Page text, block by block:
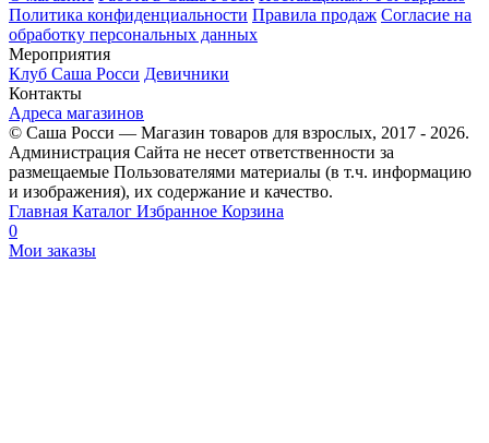
Политика конфиденциальности Правила продаж Согласие на
обработку персональных данных
Мероприятия
Клуб Саша Росси Девичники
Контакты
Адреса магазинов
© Саша Росси — Магазин товаров для взрослых, 2017 - 2026.
Администрация Сайта не несет ответственности за
размещаемые Пользователями материалы (в т.ч. информацию
и изображения), их содержание и качество.
Главная Каталог Избранное Корзина
0
Мои заказы